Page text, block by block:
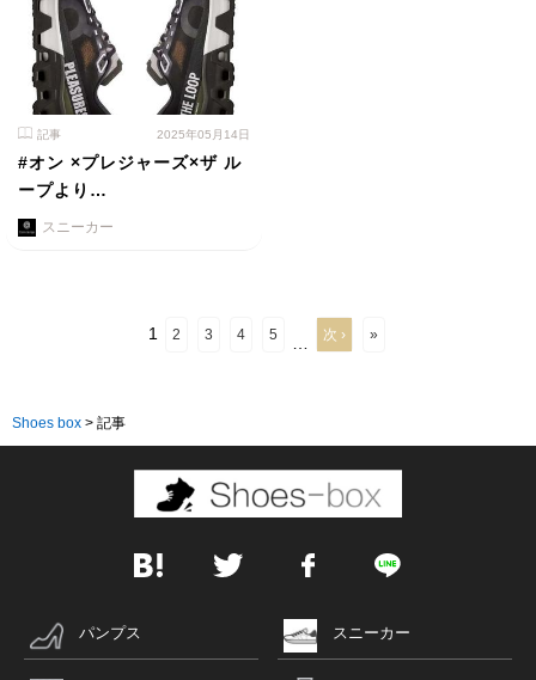
記事 2025年05月14日
#オン ×プレジャーズ×ザ ル
ープより…
スニーカー
1 2 3 4 5 次 › »
Shoes box > 記事
パンプス スニーカー